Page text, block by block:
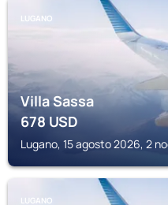
LUGANO
Villa Sassa
678USD
Lugano, 15 agosto 2026, 2
LUGANO